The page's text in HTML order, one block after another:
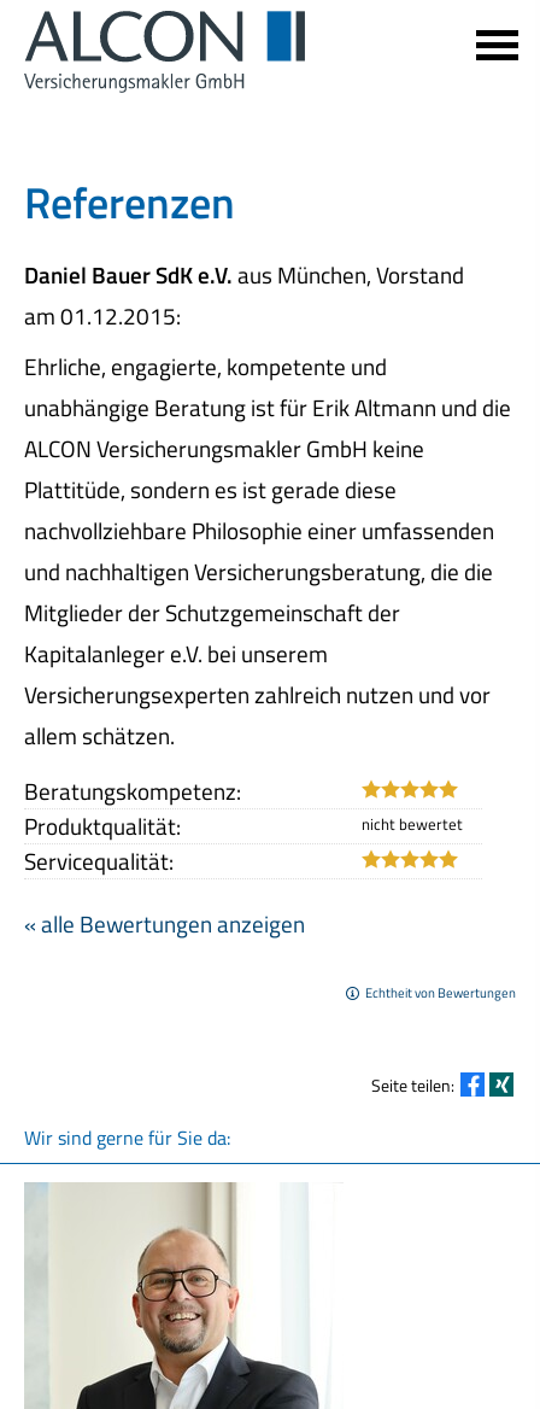
Referenzen
Daniel Bauer SdK e.V.aus München, Vorstand
am 01.12.2015:
Ehrliche, engagierte, kompetente und
unabhängige Beratung ist für Erik Altmann und die
ALCON Ver­sicherungs­makler GmbH keine
Plattitüde, sondern es ist gerade diese
nachvollziehbare Philosophie einer umfassenden
und nachhaltigen Versicherungsberatung, die die
Mitglieder der Schutzgemeinschaft der
Kapitalanleger e.V. bei unserem
Versicherungsexperten zahlreich nutzen und vor
allem schätzen.
Beratungskompetenz:
Produktqualität:
Servicequalität:
« alle Bewertungen anzeigen
Echtheit von Bewertungen
Seite teilen:
Wir sind gerne für Sie da: